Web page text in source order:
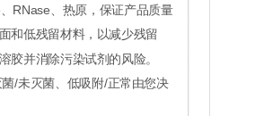
RNase、热原，保证产品质量
和低残留材料，以减少残留
胶并消除污染试剂的风险。
/未灭菌、低吸附/正常由您决